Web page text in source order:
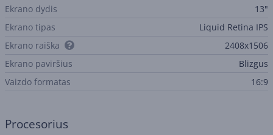
Ekrano dydis
13"
Ekrano tipas
Liquid Retina IPS
Ekrano raiška
2408x1506
Ekrano paviršius
Blizgus
Vaizdo formatas
16:9
Procesorius